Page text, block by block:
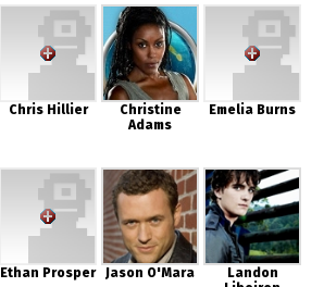
Chris Hillier
Christine
Adams
Emelia Burns
Ethan Prosper Jason O'Mara
Landon